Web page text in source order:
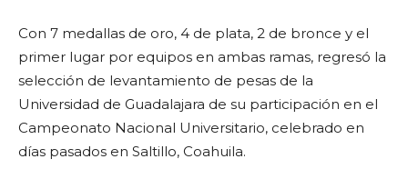
Con 7 medallas de oro, 4 de plata, 2 de bronce y el
primer lugar por equipos en ambas ramas, regresó la
selección de levantamiento de pesas de la
Universidad de Guadalajara de su participación en el
Campeonato Nacional Universitario, celebrado en
días pasados en Saltillo, Coahuila.